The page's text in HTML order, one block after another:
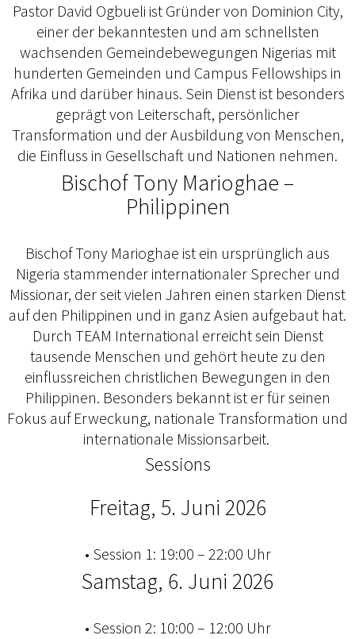
Pastor David Ogbueli ist Gründer von Dominion City,
einer der bekanntesten und am schnellsten
wachsenden Gemeindebewegungen Nigerias mit
hunderten Gemeinden und Campus Fellowships in
Afrika und darüber hinaus. Sein Dienst ist besonders
geprägt von Leiterschaft, persönlicher
Transformation und der Ausbildung von Menschen,
die Einfluss in Gesellschaft und Nationen nehmen.
Bischof Tony Marioghae –
Philippinen
Bischof Tony Marioghae ist ein ursprünglich aus
Nigeria stammender internationaler Sprecher und
Missionar, der seit vielen Jahren einen starken Dienst
auf den Philippinen und in ganz Asien aufgebaut hat.
Durch TEAM International erreicht sein Dienst
tausende Menschen und gehört heute zu den
einflussreichen christlichen Bewegungen in den
Philippinen. Besonders bekannt ist er für seinen
Fokus auf Erweckung, nationale Transformation und
internationale Missionsarbeit.
Sessions
Freitag, 5. Juni 2026
• Session 1: 19:00 – 22:00 Uhr
Samstag, 6. Juni 2026
• Session 2: 10:00 – 12:00 Uhr